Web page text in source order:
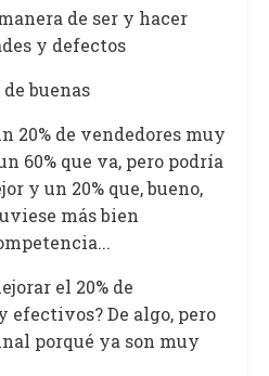
de ser y hacer
y defectos
buenas
20% de vendedores muy
60% que va, pero podría
y un 20% que, bueno,
más bien
el 20% de
efectivos? De algo, pero
porqué ya son muy